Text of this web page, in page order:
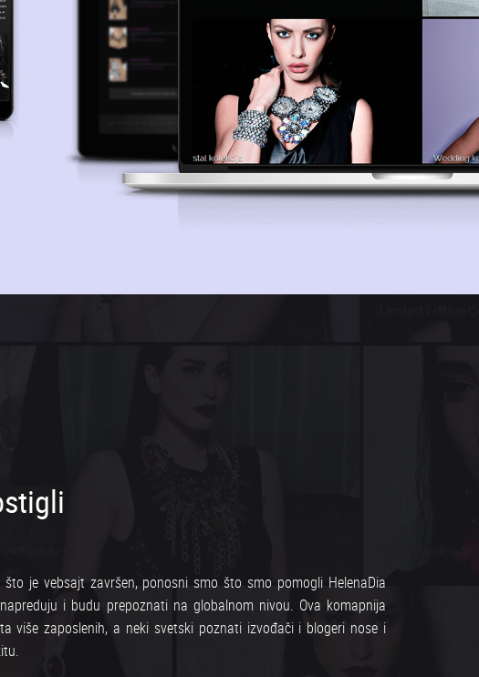
je vebsajt završen, ponosni smo što smo pomogli HelenaDia
i budu prepoznati na globalnom nivou. Ova komapnija
više zaposlenih, a neki svetski poznati izvođači i blogeri nose i